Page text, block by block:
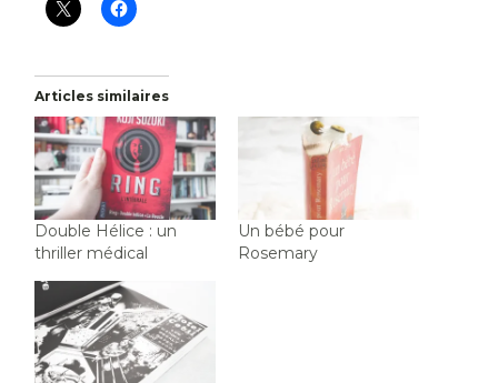
Articles similaires
Double Hélice : un
thriller médical
Un bébé pour
Rosemary